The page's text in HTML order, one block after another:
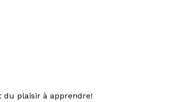
du plaisir à apprendre!